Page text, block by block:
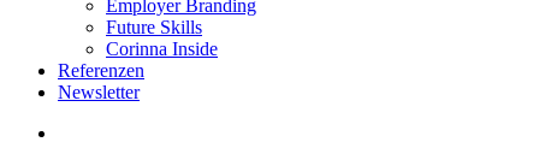
Employer Branding
Future Skills
Corinna Inside
Referenzen
Newsletter